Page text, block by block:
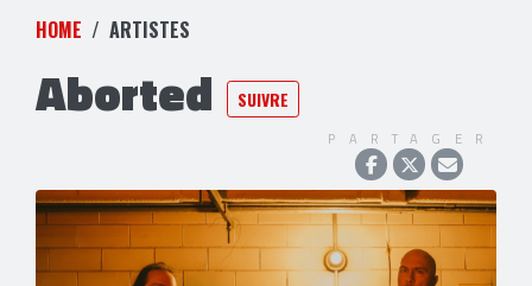
HOME ARTISTES
Aborted SUIVRE
PARTAGER